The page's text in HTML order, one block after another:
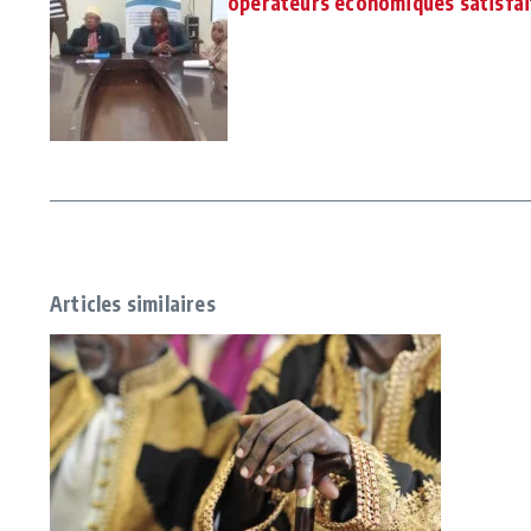
Articles similaires